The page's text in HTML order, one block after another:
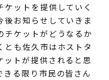
ットを提供していく
後お知らせしていきま
チケットがどうなるか
も佐久市はホストタ
ットが提供されると思
る限り市民の皆さん